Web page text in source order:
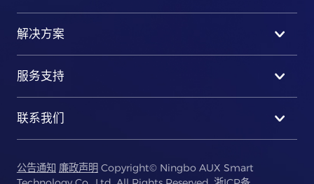
解决方案
服务支持
联系我们
公告通知 廉政声明 Copyright© Ningbo AUX Smart